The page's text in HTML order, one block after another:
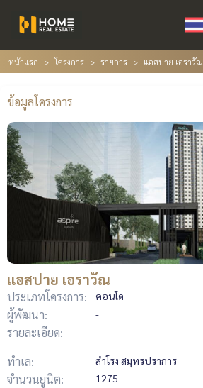
หน้าแรก โครงการ รายการ แอสปาย เอราวัณ
ข้อมูลโครงการ
แอสปาย เอราวัณ
ประเภทโครงการ: คอนโด
ผู้พัฒนา: -
รายละเอียด:
ทำเล:
สำโรง สมุทรปราการ
จำนวนยูนิต: 1275